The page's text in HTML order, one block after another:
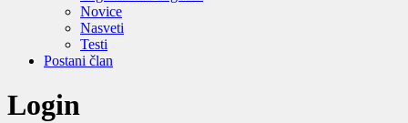
Novice
Nasveti
Testi
Postani član
Login